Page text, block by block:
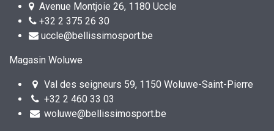
Avenue Montjoie 26, 1180 Uccle
+32 2 375 26 30
uccle@bellissimosport.be
Magasin Woluwe
Val des seigneurs 59, 1150 Woluwe-Saint-Pierre
+32 2 460 33 03
woluwe@bellissimosport.be